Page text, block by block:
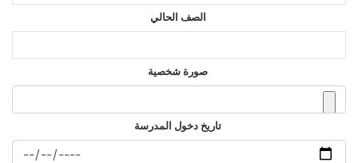
الصف الحالي
صورة شخصية
تاريخ دخول المدرسة